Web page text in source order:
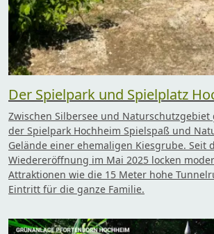
Der Spielpark und Spielplatz
Zwischen Silbersee und
der Spielpark Hochheim Spielspaß und
Gelände einer ehemaligen Kiesgrube. Seit
Wiedereröffnung im Mai 2025 locken
Attraktionen wie die 15 Meter hohe
Eintritt für die ganze Familie.